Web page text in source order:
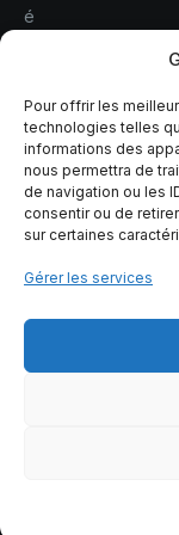
Pour offrir les
technologies telles
informations des
nous permettra de
de navigation ou les
consentir ou de
sur certaines
Gérer les services
é
r
l
e
s
r
i
s
u